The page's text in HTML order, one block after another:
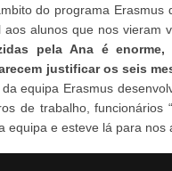
do programa Erasmus
alunos que nos vieram
pela Ana é enorme,
justificar os seis
equipa Erasmus
de trabalho, funcionários
equipa e esteve lá para nos